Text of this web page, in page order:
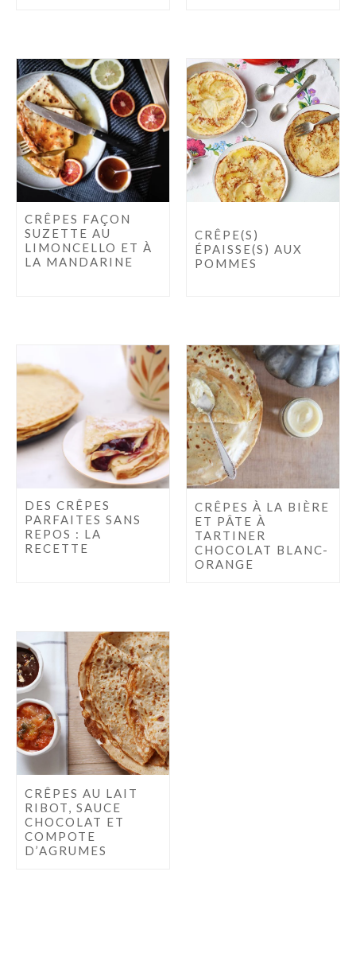
CRÊPES FAÇON
SUZETTE AU
LIMONCELLO ET À
LA MANDARINE
CRÊPE(S)
ÉPAISSE(S) AUX
POMMES
DES CRÊPES
PARFAITES SANS
REPOS : LA
RECETTE
CRÊPES À LA BIÈRE
ET PÂTE À
TARTINER
CHOCOLAT BLANC-
ORANGE
CRÊPES AU LAIT
RIBOT, SAUCE
CHOCOLAT ET
COMPOTE
D’AGRUMES